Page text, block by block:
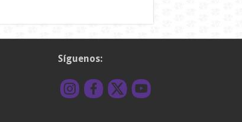
Síguenos: